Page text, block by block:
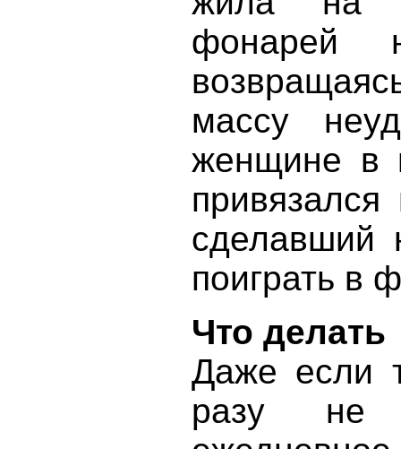
массу
женщине в
сделавший
поиграть в
Что делать
Даже если
разу не